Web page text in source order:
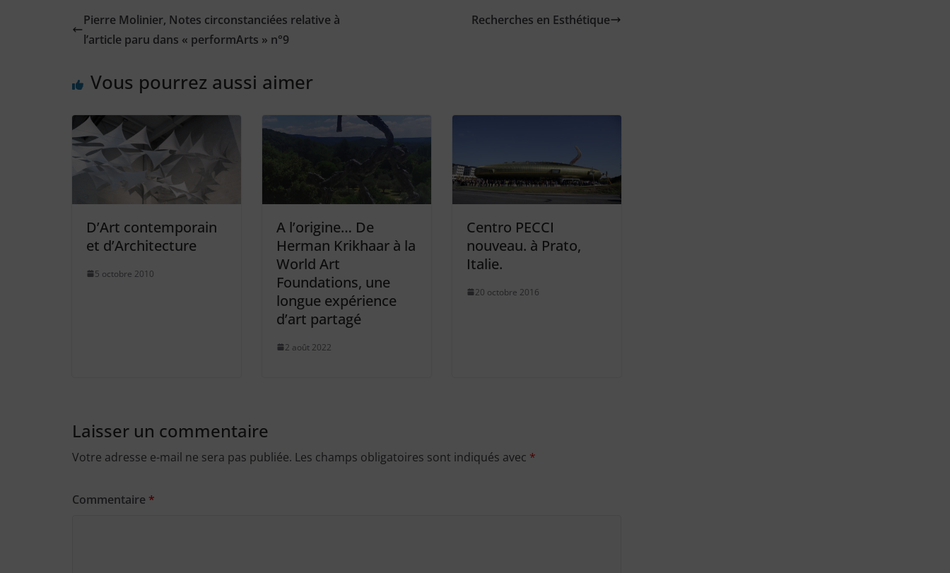
Pierre Molinier, Notes circonstanciées relative à
l’article paru dans « performArts » n°9
Recherches en Esthétique
Vous pourrez aussi aimer
D’Art contemporain
et d’Architecture
5 octobre 2010
A l’origine… De
Herman Krikhaar à la
World Art
Foundations, une
longue expérience
d’art partagé
2 août 2022
Centro PECCI
nouveau. à Prato,
Italie.
20 octobre 2016
Laisser un commentaire
Votre adresse e-mail ne sera pas publiée. Les champs obligatoires sont indiqués avec *
Commentaire *